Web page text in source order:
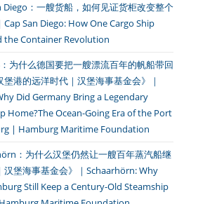
Diego：一艘货船，如何见证货柜改变整个
Cap San Diego: How One Cargo Ship
the Container Revolution
：为什么德国要把一艘漂流百年的帆船带回
港的远洋时代｜汉堡海事基金会》｜
Did Germany Bring a Legendary
Home?The Ocean-Going Era of the Port
| Hamburg Maritime Foundation
：为什么汉堡仍然让一艘百年蒸汽船继
汉堡海事基金会》｜Schaarhörn: Why
Still Keep a Century-Old Steamship